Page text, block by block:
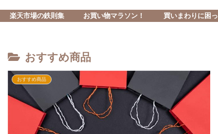
楽天市場の鉄則集 お買い物マラソン！ 買いまわりに困
おすすめ商品
おすすめ商品